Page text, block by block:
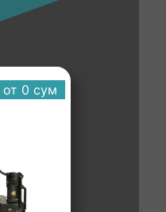
от 0 cум